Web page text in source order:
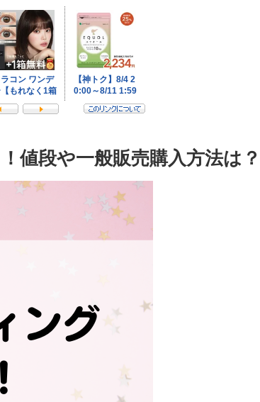
値段や一般販売購入方法は？